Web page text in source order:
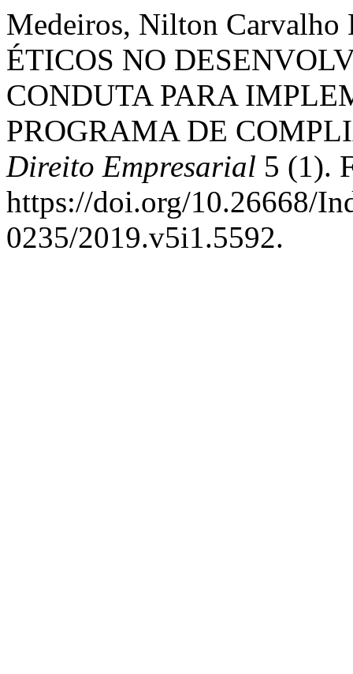
Medeiros, Nilton
ÉTICOS NO
CONDUTA PARA
PROGRAMA DE
Direito Empresarial 5 (1).
https://doi.org/10.26668/
0235/2019.v5i1.5592.